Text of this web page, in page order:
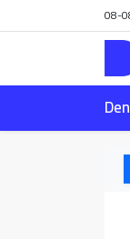
08-
Gündem
Hava
Trafik
Puan